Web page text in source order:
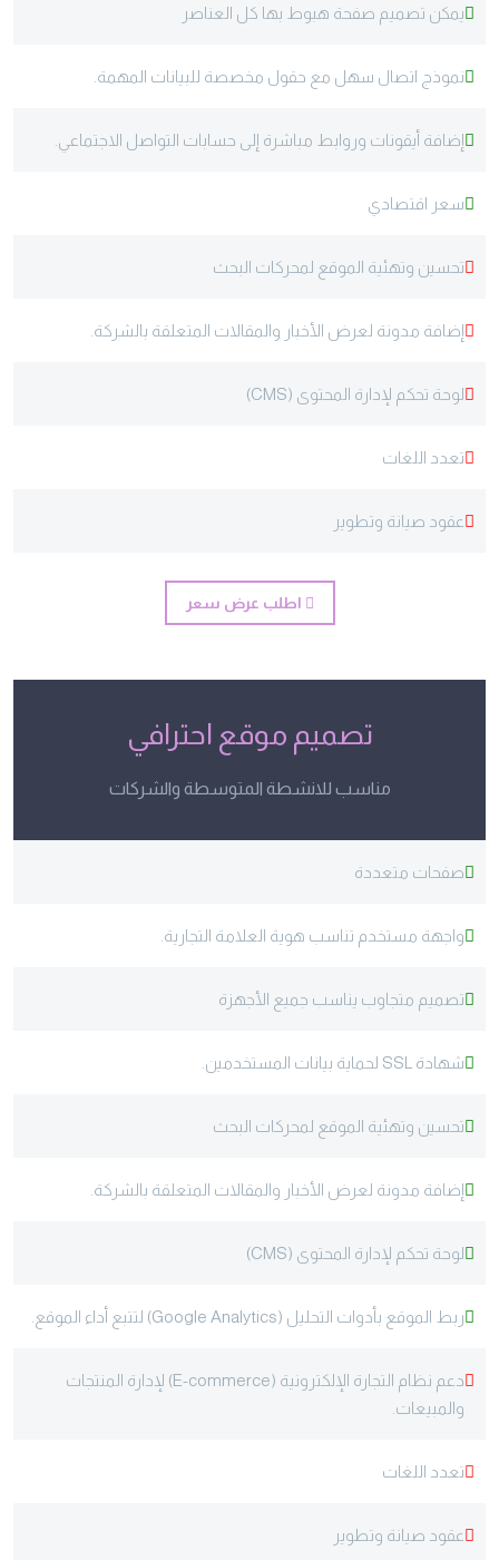
يمكن تصميم صفحة هبوط بها كل العناصر
نموذج اتصال سهل مع حقول مخصصة للبيانات المهمة.
إضافة أيقونات وروابط مباشرة إلى حسابات التواصل الاجتماعي.
سعر اقتصادي
تحسين وتهئية الموقع لمحركات البحث
إضافة مدونة لعرض الأخبار والمقالات المتعلقة بالشركة.
لوحة تحكم لإدارة المحتوى (CMS)
تعدد اللغات
عقود صيانة وتطوير
اطلب عرض سعر
تصميم موقع احترافي
مناسب للانشطة المتوسطة والشركات
صفحات متعددة
واجهة مستخدم تناسب هوية العلامة التجارية.
تصميم متجاوب يناسب جميع الأجهزة
شهادة SSL لحماية بيانات المستخدمين.
تحسين وتهئية الموقع لمحركات البحث
إضافة مدونة لعرض الأخبار والمقالات المتعلقة بالشركة.
لوحة تحكم لإدارة المحتوى (CMS)
ربط الموقع بأدوات التحليل (Google Analytics) لتتبع أداء الموقع.
دعم نظام التجارة الإلكترونية (E-commerce) لإدارة المنتجات
والمبيعات.
تعدد اللغات
عقود صيانة وتطوير